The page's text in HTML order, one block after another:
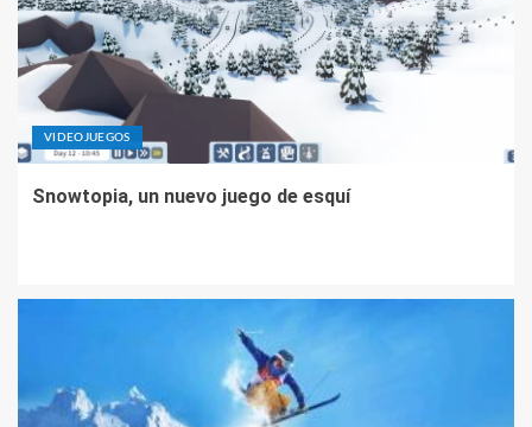
VIDEOJUEGOS
Snowtopia, un nuevo juego de esquí